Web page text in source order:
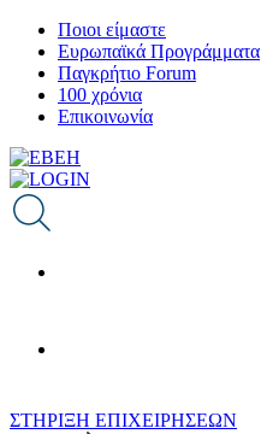
Παράκαμψη
προς
κυρίως
περιεχόμενο
Ποιοι είμαστε
Ευρωπαϊκά Προγράμματα
Παγκρήτιο Forum
100 χρόνια
Επικοινωνία
ΣΤΗΡΙΞΗ ΕΠΙΧΕΙΡΗΣΕΩΝ